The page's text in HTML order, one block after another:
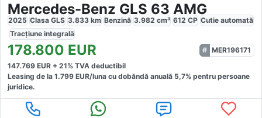
Mercedes-Benz GLS 63 AMG
2025 Clasa GLS 3.833 km Benzină 3.982 cm³ 612 CP Cutie automată
Tracțiune integrală
178.800 EUR
MER196171
147.769 EUR + 21% TVA deductibil
Leasing de la 1.799 EUR/luna cu dobăndă anuală 5,7% pentru persoane
juridice.